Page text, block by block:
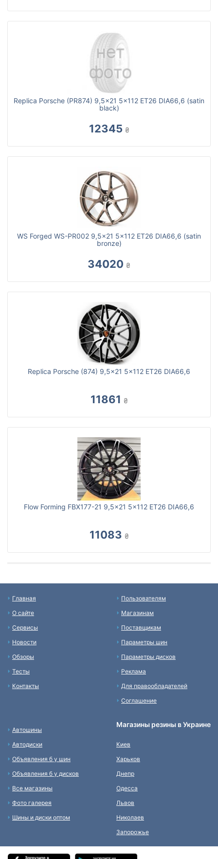
Replica Porsche (PR874) 9,5x21 5x112 ET26 DIA66,6 (satin
black)
12345 ₴
WS Forged WS-PR002 9,5x21 5x112 ET26 DIA66,6 (satin
bronze)
34020 ₴
Replica Porsche (874) 9,5x21 5x112 ET26 DIA66,6
11861 ₴
Flow Forming FBX177-21 9,5x21 5x112 ET26 DIA66,6
11083 ₴
Главная
О сайте
Сервисы
Новости
Обзоры
Тесты
Контакты
Пользователям
Магазинам
Поставщикам
Параметры шин
Параметры дисков
Реклама
Для правообладателей
Соглашение
Автошины
Автодиски
Объявления б у шин
Объявления б у дисков
Все магазины
Фото галерея
Шины и диски оптом
Магазины резины в Украине
Киев
Харьков
Днепр
Одесса
Львов
Николаев
Запорожье